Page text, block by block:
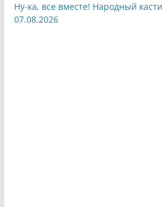
Ну-ка, все вместе! Народный
07.08.2026